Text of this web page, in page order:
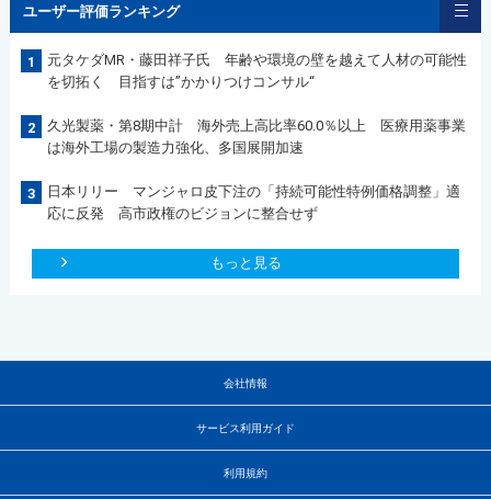
ユーザー評価ランキング
1
元タケダMR・藤田祥子氏 年齢や環境の壁を越えて人材の可能性
を切拓く 目指すは”かかりつけコンサル“
2
久光製薬・第8期中計 海外売上高比率60.0％以上 医療用薬事業
は海外工場の製造力強化、多国展開加速
3
日本リリー マンジャロ皮下注の「持続可能性特例価格調整」適
応に反発 高市政権のビジョンに整合せず
もっと見る
会社情報
サービス利用ガイド
利用規約